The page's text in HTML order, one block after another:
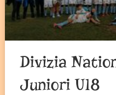
Divizia
Juniori U18